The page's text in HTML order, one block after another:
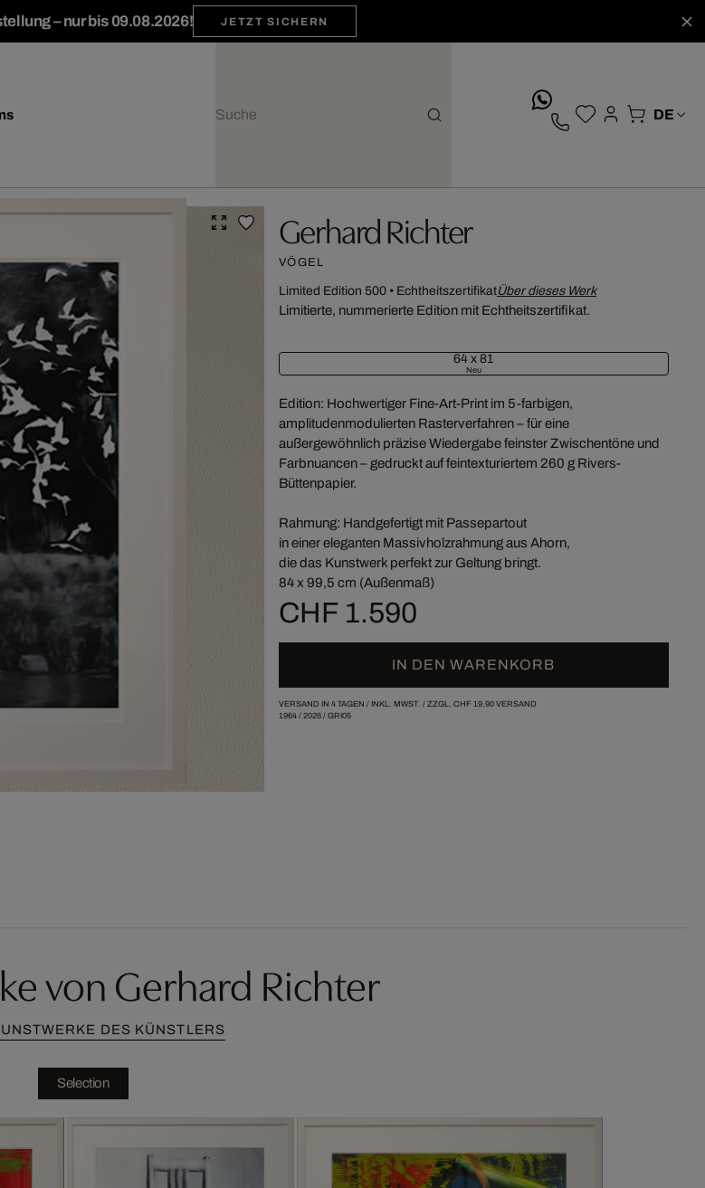
– nur bis 09.08.2026! JETZT SICHERN
Gerhard Richter
VÖGEL
Limited Edition 500• EchtheitszertifikatÜber dieses Werk
Limitierte, nummerierte Edition mit Echtheitszertifikat.
64 x 81
Neu
Edition: Hochwertiger Fine-Art-Print im 5-farbigen,
amplitudenmodulierten Rasterverfahren – für eine
außergewöhnlich präzise Wiedergabe feinster Zwischentöne und
Farbnuancen – gedruckt auf feintexturiertem 260 g Rivers-
Büttenpapier.
Rahmung: Handgefertigt mit Passepartout
in einer eleganten Massivholzrahmung aus Ahorn,
die das Kunstwerk perfekt zur Geltung bringt.
84 x 99,5 cm (Außenmaß)
CHF 1.590
IN DEN WARENKORB
VERSAND IN 4 TAGEN / INKL. MWST. / ZZGL. CHF 19,90VERSAND
1964/ 2026/ GRI05
von Gerhard Richter
DES KÜNSTLERS
Selection